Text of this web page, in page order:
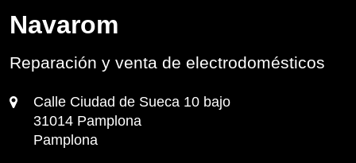
Navarom
Reparación y venta de electrodomésticos
Calle Ciudad de Sueca 10 bajo
31014 Pamplona
Pamplona